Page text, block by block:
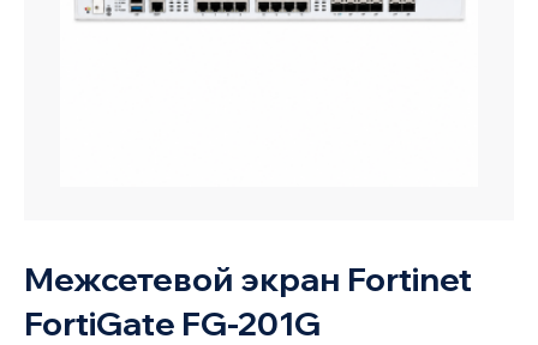
Межсетевой экран Fortinet
FortiGate FG-201G